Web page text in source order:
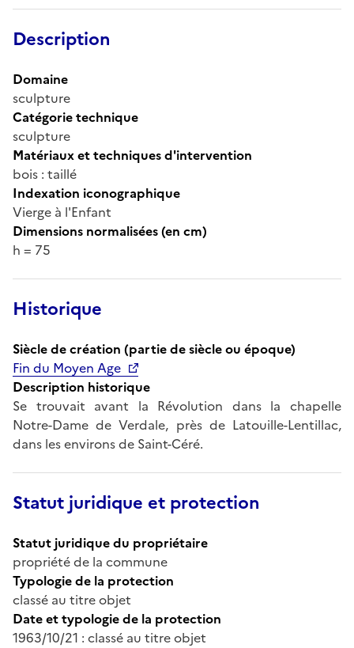
Description
Domaine
sculpture
Catégorie technique
sculpture
Matériaux et techniques d'intervention
bois : taillé
Indexation iconographique
Vierge à l'Enfant
Dimensions normalisées (en cm)
h = 75
Historique
Siècle de création (partie de siècle ou époque)
Fin du Moyen Age
Description historique
Se trouvait avant la Révolution dans la chapelle
Notre-Dame de Verdale, près de Latouille-Lentillac,
dans les environs de Saint-Céré.
Statut juridique et protection
Statut juridique du propriétaire
propriété de la commune
Typologie de la protection
classé au titre objet
Date et typologie de la protection
1963/10/21 : classé au titre objet